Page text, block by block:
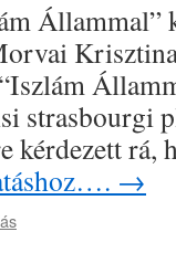
Állammal”
strasbourgi
kérdezett
→